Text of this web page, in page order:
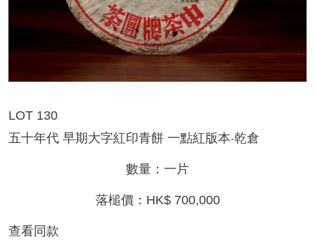
LOT 130
五十年代 早期大字紅印青餅 一點紅版本‧乾倉
數量：一片
落槌價：HK$ 700,000
查看同款